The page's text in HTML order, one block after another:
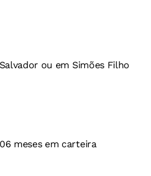
ou em Simões Filho
meses em carteira